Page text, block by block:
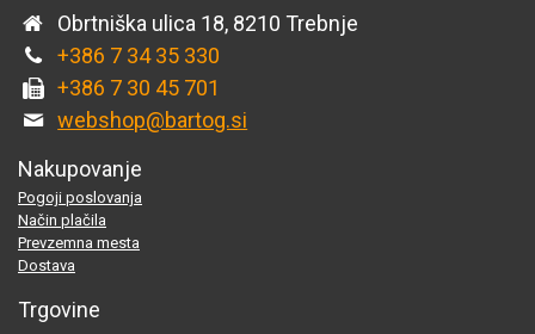
Obrtniška ulica 18, 8210 Trebnje
+386 7 34 35 330
+386 7 30 45 701
webshop@bartog.si
Nakupovanje
Pogoji poslovanja
Način plačila
Prevzemna mesta
Dostava
Trgovine